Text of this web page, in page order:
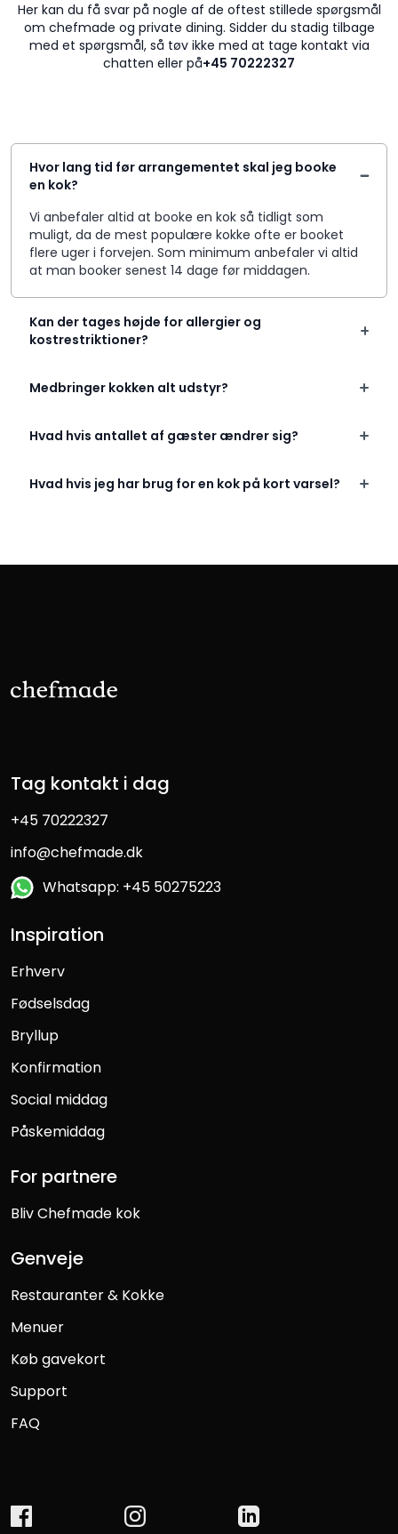
Her kan du få svar på nogle af de oftest stillede spørgsmål
om chefmade og private dining. Sidder du stadig tilbage
med et spørgsmål, så tøv ikke med at tage kontakt via
chatten eller på+45 70222327
Hvor lang tid før arrangementet skal jeg booke
en kok?
Vi anbefaler altid at booke en kok så tidligt som
muligt, da de mest populære kokke ofte er booket
flere uger i forvejen. Som minimum anbefaler vi altid
at man booker senest 14 dage før middagen.
Kan der tages højde for allergier og
kostrestriktioner?
Medbringer kokken alt udstyr?
Hvad hvis antallet af gæster ændrer sig?
Hvad hvis jeg har brug for en kok på kort varsel?
Tag kontakt i dag
+45 70222327
info@chefmade.dk
Whatsapp: +45 50275223
Inspiration
Erhverv
Fødselsdag
Bryllup
Konfirmation
Social middag
Påskemiddag
For partnere
Bliv Chefmade kok
Genveje
Restauranter & Kokke
Menuer
Køb gavekort
Support
FAQ